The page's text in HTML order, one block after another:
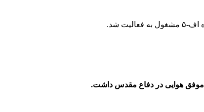
شد.
موفق هوایی در دفاع مقدس داشت.